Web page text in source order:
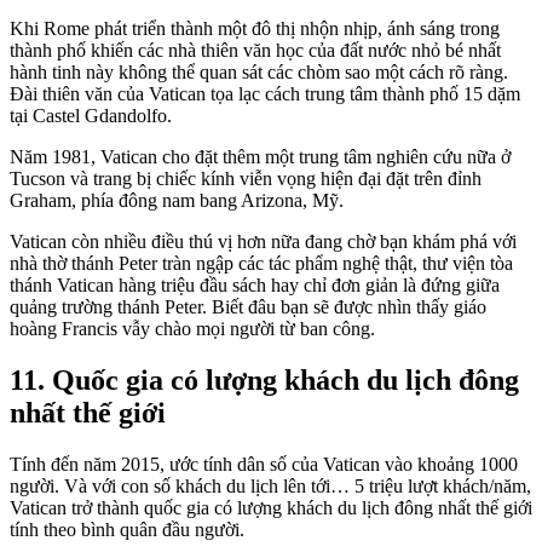
Khi Rome phát triển thành một đô thị nhộn nhịp, ánh sáng trong
thành phố khiến các nhà thiên văn học của đất nước nhỏ bé nhất
hành tinh này không thể quan sát các chòm sao một cách rõ ràng.
Đài thiên văn của Vatican tọa lạc cách trung tâm thành phố 15 dặm
tại Castel Gdandolfo.
Năm 1981, Vatican cho đặt thêm một trung tâm nghiên cứu nữa ở
Tucson và trang bị chiếc kính viễn vọng hiện đại đặt trên đỉnh
Graham, phía đông nam bang Arizona, Mỹ.
Vatican còn nhiều điều thú vị hơn nữa đang chờ bạn khám phá với
nhà thờ thánh Peter tràn ngập các tác phẩm nghệ thật, thư viện tòa
thánh Vatican hàng triệu đầu sách hay chỉ đơn giản là đứng giữa
quảng trường thánh Peter. Biết đâu bạn sẽ được nhìn thấy giáo
hoàng Francis vẫy chào mọi người từ ban công.
11. Quốc gia có lượng khách du lịch đông
nhất thế giới
Tính đến năm 2015, ước tính dân số của Vatican vào khoảng 1000
người. Và với con số khách du lịch lên tới… 5 triệu lượt khách/năm,
Vatican trở thành quốc gia có lượng khách du lịch đông nhất thế giới
tính theo bình quân đầu người.